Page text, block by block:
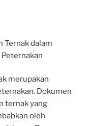
Ternak dalam
merupakan
Dokumen
ternak yang
oleh